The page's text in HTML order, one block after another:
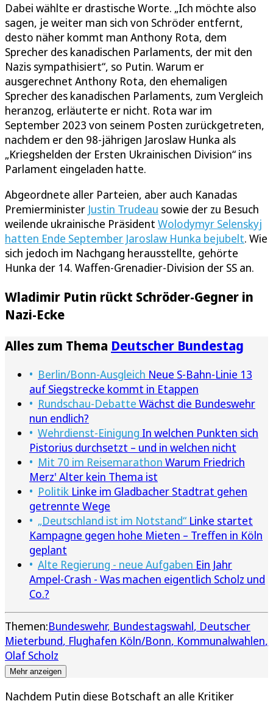
Dabei wählte er drastische Worte. „Ich möchte also
sagen, je weiter man sich von Schröder entfernt,
desto näher kommt man Anthony Rota, dem
Sprecher des kanadischen Parlaments, der mit den
Nazis sympathisiert“, so Putin. Warum er
ausgerechnet Anthony Rota, den ehemaligen
Sprecher des kanadischen Parlaments, zum Vergleich
heranzog, erläuterte er nicht. Rota war im
September 2023 von seinem Posten zurückgetreten,
nachdem er den 98-jährigen Jaroslaw Hunka als
„Kriegshelden der Ersten Ukrainischen Division“ ins
Parlament eingeladen hatte.
Abgeordnete aller Parteien, aber auch Kanadas
Premierminister Justin Trudeau sowie der zu Besuch
weilende ukrainische Präsident Wolodymyr Selenskyj
hatten Ende September Jaroslaw Hunka bejubelt. Wie
sich jedoch im Nachgang herausstellte, gehörte
Hunka der 14. Waffen-Grenadier-Division der SS an.
Wladimir Putin rückt Schröder-Gegner in
Nazi-Ecke
Alles zum Thema Deutscher Bundestag
Berlin/Bonn-Ausgleich Neue S-Bahn-Linie 13
auf Siegstrecke kommt in Etappen
Rundschau-Debatte Wächst die Bundeswehr
nun endlich?
Wehrdienst-Einigung In welchen Punkten sich
Pistorius durchsetzt – und in welchen nicht
Mit 70 im Reisemarathon Warum Friedrich
Merz' Alter kein Thema ist
Politik Linke im Gladbacher Stadtrat gehen
getrennte Wege
„Deutschland ist im Notstand“ Linke startet
Kampagne gegen hohe Mieten – Treffen in Köln
geplant
Alte Regierung - neue Aufgaben Ein Jahr
Ampel-Crash - Was machen eigentlich Scholz und
Co.?
Themen:Bundeswehr Bundestagswahl Deutscher
Mieterbund Flughafen Köln/Bonn Kommunalwahlen
Olaf Scholz
Mehr anzeigen
Nachdem Putin diese Botschaft an alle Kritiker